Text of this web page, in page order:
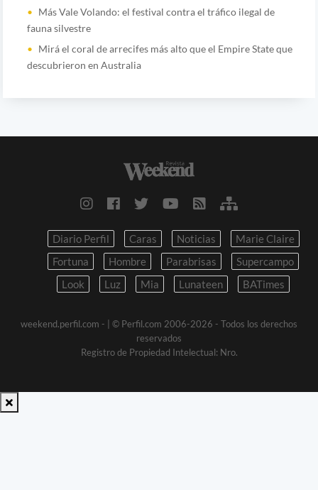
Más Vale Volando: el festival contra el tráfico ilegal de
fauna silvestre
Mirá el coral de arrecifes más alto que el Empire State que
descubrieron en Australia
Diario Perfil Caras Noticias
Marie Claire
Fortuna
Hombre Parabrisas
Supercampo
Look
Luz Mia Lunateen BATimes
weekend.perfil.com -
| © Perfil.com 2006-2026 - Todos los derechos
reservados
Registro de Propiedad Intelectual: Nro.